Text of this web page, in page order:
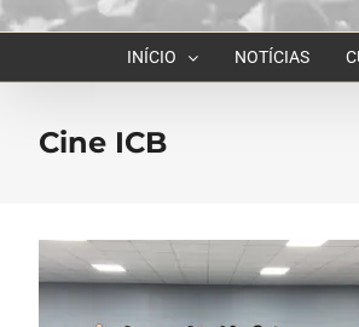
INÍCIO NOTÍCIAS
Cine ICB